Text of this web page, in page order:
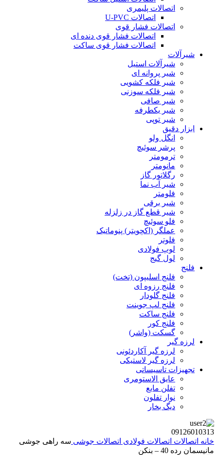
اتصالات پلیمری
اتصالات U-PVC
اتصالات فشار قوی
اتصالات فشار قوی دنده ای
اتصالات فشار قوی ساکت
شیرآلات
شیرآلات استیل
شیر پروانه ای
شیر فلکه کشویی
شیر فلکه سوزنی
شیر صافی
شیر یکطرفه
شیر توپی
ابزار دقیق
انگل ولو
پرشر سوئیچ
ترمومتر
مانومتر
رگلاتور گاز
شیر آب نما
فلومتر
شیر برقی
شیر قطع گاز در زلزله
فلو سوئیچ
عملگر (اکچویتر) پنوماتیک
فلوتر
لوپ فولادی
لول گیج
فلنج
فلنج اسلیپون (تخت)
فلنج رزوه ای
فلنج گلودار
فلنج لپ جوینت
فلنج ساکت
فلنج کور
گسکت (واشر)
لرزه گیر
لرزه گیر آکاردئونی
لرزه گیر لاستیکی
تجهیزات تاسیساتی
عایق الاستومری
تفلن مایع
نوار تفلون
دیگ بخار
09126010313
خانه اتصالات اتصالات فولادی اتصالات جوشی سه راهی جوشی
مانیسمان رده 40 – بنکن